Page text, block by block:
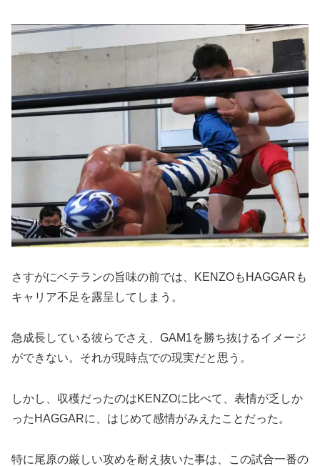
さすがにベテランの旨味の前では、KENZOもHAGGARも
キャリア不足を露呈してしまう。
急成長している彼らでさえ、GAM1を勝ち抜けるイメージ
ができない。それが現時点での現実だと思う。
しかし、収穫だったのはKENZOに比べて、表情が乏しか
ったHAGGARに、はじめて感情がみえたことだった。
特に尾原の厳しい攻めを耐え抜いた事は、この試合一番の